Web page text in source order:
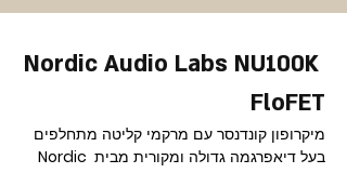
Nordic Audio Labs NU100K
FloFET
מיקרופון קונדנסר עם מרקמי קליטה מתחלפים
בעל דיאפרגמה גדולה ומקורית מבית Nordic